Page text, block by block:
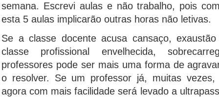
semana. Escrevi aulas e não trabalho, pois
esta 5 aulas implicarão outras horas não letivas.
Se a classe docente acusa cansaço,
classe profissional envelhecida,
professores pode ser mais uma forma de
o resolver. Se um professor já, muitas
agora com mais facilidade será levado a